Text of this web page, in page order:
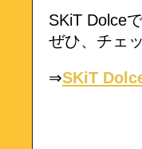
SKiT Dolce
ぜひ、チェ
⇒SKiT